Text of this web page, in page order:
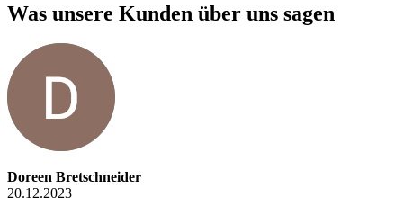
Was unsere Kunden über uns sagen
Doreen Bretschneider
20.12.2023